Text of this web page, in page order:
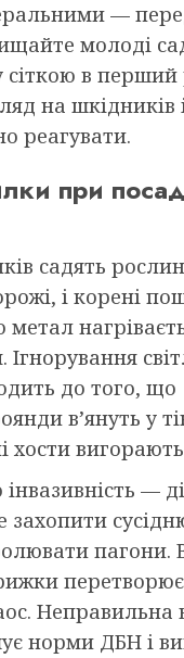
—
молоді
сіткою в перший
на шкідників
реагувати.
при
садять
і корені
до того, що
в’януть у
хости
—
пагони.
Неправильна
норми ДБН і